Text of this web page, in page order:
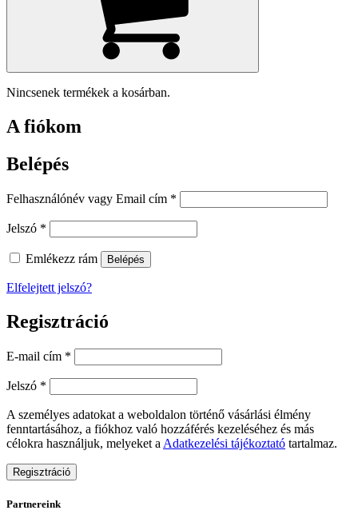
Nincsenek termékek a kosárban.
A fiókom
Belépés
Felhasználónév vagy Email cím *
Jelszó *
Emlékezz rám Belépés
Elfelejtett jelszó?
Regisztráció
E-mail cím *
Jelszó *
A személyes adatokat a weboldalon történő vásárlási élmény
fenntartásához, a fiókhoz való hozzáférés kezeléséhez és más
célokra használjuk, melyeket a Adatkezelési tájékoztató tartalmaz.
Regisztráció
Partnereink